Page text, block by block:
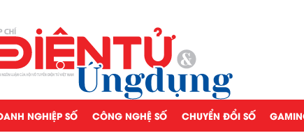
NGHIỆP SỐ CÔNG NGHỆ SỐ CHUYỂN ĐỔI SỐ